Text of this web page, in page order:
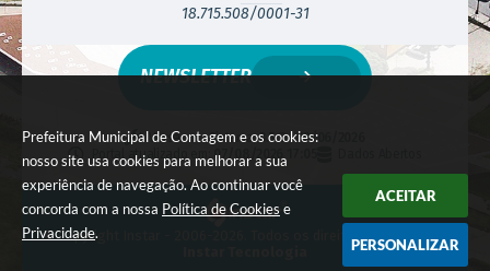
Prefeitura Municipal de Contagem e os cookies:
nosso site usa cookies para melhorar a sua
experiência de navegação. Ao continuar você
concorda com a nossa Política de Cookies e
Privacidade.
ACEITAR
PERSONALIZAR
18.715.508/0001-31
Versão do Sistema:3.5.3 - 19/06/2026
Portal atualizado em:
07/08/2026 17:05
NEWSLETTER
© Copyright Instar - 2006-2026. Todos os direitos reservados -